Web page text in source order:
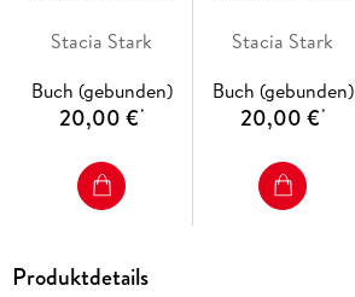
Stacia Stark
Buch (gebunden)
20,00 €*
Stacia Stark
Buch (gebunden)
20,00 €*
Produktdetails